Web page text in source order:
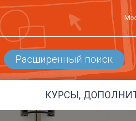
Расширенный поиск
КУРСЫ,